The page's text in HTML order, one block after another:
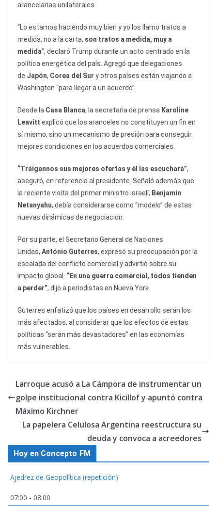
arancelarias unilaterales.
“Lo estamos haciendo muy bien y yo los llamo tratos a
medida, no a la carta, son tratos a medida, muy a
medida”, declaró Trump durante un acto centrado en la
política energética del país. Agregó que delegaciones
de Japón, Corea del Sur y otros países están viajando a
Washington “para llegar a un acuerdo”.
Desde la Casa Blanca, la secretaria de prensa Karoline
Leavitt explicó que los aranceles no constituyen un fin en
sí mismo, sino un mecanismo de presión para conseguir
mejores condiciones en los acuerdos comerciales.
“Tráigannos sus mejores ofertas y él las escuchará”,
aseguró, en referencia al presidente. Señaló además que
la reciente visita del primer ministro israelí, Benjamin
Netanyahu, debía considerarse como “modelo” de estas
nuevas dinámicas de negociación.
Por su parte, el Secretario General de Naciones
Unidas, António Guterres, expresó su preocupación por la
escalada del conflicto comercial y advirtió sobre su
impacto global. “En una guerra comercial, todos tienden
a perder”, dijo a periodistas en Nueva York.
Guterres enfatizó que los países en desarrollo serán los
más afectados, al considerar que los efectos de estas
políticas “serán más devastadores” en las economías
más vulnerables.
Larroque acusó a La Cámpora de instrumentar un
golpe institucional contra Kicillof y apuntó contra
Máximo Kirchner
La papelera Celulosa Argentina reestructura su
deuda y convoca a acreedores
Hoy en Concepto FM
Ajedrez de Geopolítica (repetición)
07:00 - 08:00